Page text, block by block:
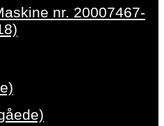
nr. 20007467-